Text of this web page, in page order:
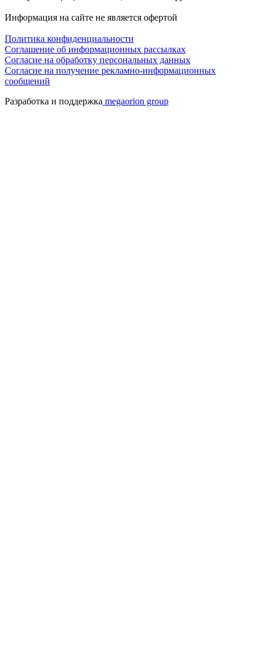
Информация на сайте не является офертой
Политика конфиденциальности
Соглашение об информационных рассылках
Cогласие на обработку персональных данных
Согласие на получение рекламно-информационных
сообщений
Разработка и поддержка megaorion group